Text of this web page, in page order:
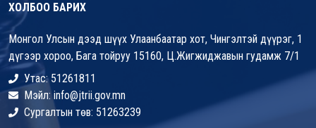
ХОЛБОО БАРИХ
Монгол Улсын дээд шүүх Улаанбаатар хот, Чингэлтэй дүүрэг, 1
дүгээр хороо, Бага тойруу 15160, Ц.Жигжиджавын гудамж 7/1
Утас: 51261811
Мэйл: info@jtrii.gov.mn
Сургалтын төв: 51263239